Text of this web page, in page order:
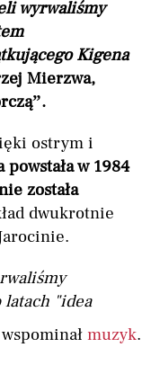
wyrwaliśmy
Kigena
Mierzwa,
ostrym i
powstała w 1984
została
dwukrotnie
latach "idea
wspominał muzyk.